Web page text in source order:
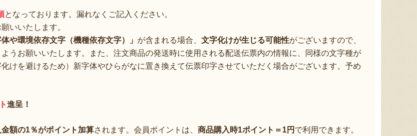
となっております。漏れなくご記入ください。
いいたします。
体や環境依存文字（機種依存文字）」 が含まれる場合、 文字化けが生じる可能性がございますので、
うお願いいたします。また、注文商品の発送時に使用される配送伝票内の情報に、同様の文字種が
けを避けるため）新字体やひらがなに置き換えて伝票印字させていただく場合がございます。予め
進呈！
額の1％がポイント加算されます。会員ポイントは、 商品購入時1ポイント＝1円 で利用できます。